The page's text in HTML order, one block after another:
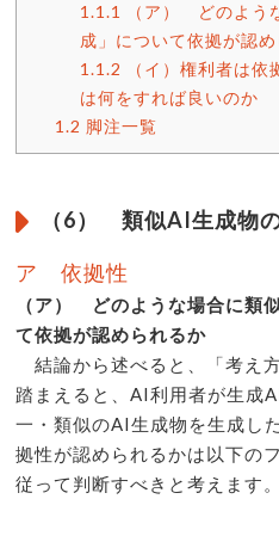
1.1.1
（ア） どのよう
成」について依拠が認
1.1.2
（イ）権利者は依
は何をすれば良いのか
1.2 脚注一覧
（6） 類似AI生成物
ア 依拠性
（ア） どのような場合に類
て依拠が認められるか
結論から述べると、「考え
踏まえると、AI利用者が生成
一・類似のAI生成物を生成し
拠性が認められるかは以下の
従って判断すべきと考えます。